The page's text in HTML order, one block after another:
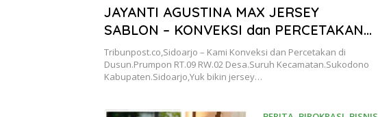
17 April 2026
JAYANTI AGUSTINA MAX JERSEY
SABLON – KONVEKSI dan PERCETAKAN
di SUKODONO SIDOARJO
Tribunpost.co,Sidoarjo – Kami Konveksi dan Percetakan di
Dusun.Prumpon RT.09 RW.02 Desa.Suruh Kecamatan.Sukodono
Kabupaten.Sidoarjo,Yuk bikin jersey…